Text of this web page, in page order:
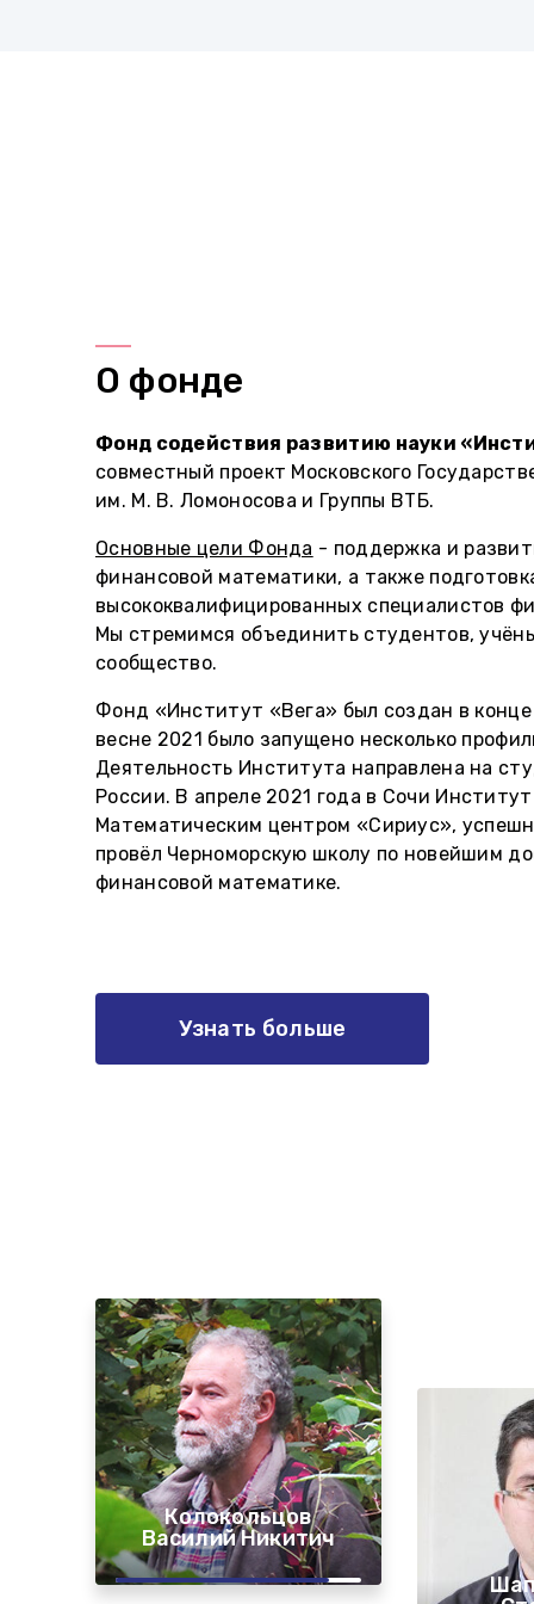
О фонде
Фонд содействия развитию науки
совместный проект Московского
им. М. В. Ломоносова и Группы ВТБ.
Основные цели Фонда - поддержка и
финансовой математики, а также
высококвалифицированных специалистов
Мы стремимся объединить студентов,
сообщество.
Фонд «Институт «Вега» был создан в
весне 2021 было запущено несколько
Деятельность Института направлена на
России. В апреле 2021 года в Сочи
Математическим центром «Сириус»,
провёл Черноморскую школу по новейшим
финансовой математике.
Узнать больше
Колокольцов
Василий Никитич